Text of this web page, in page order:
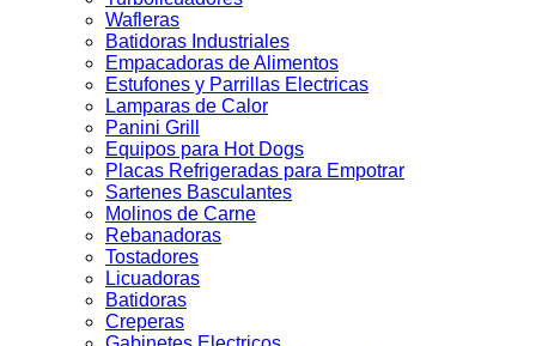
Wafleras
Batidoras Industriales
Empacadoras de Alimentos
Estufones y Parrillas Electricas
Lamparas de Calor
Panini Grill
Equipos para Hot Dogs
Placas Refrigeradas para Empotrar
Sartenes Basculantes
Molinos de Carne
Rebanadoras
Tostadores
Licuadoras
Batidoras
Creperas